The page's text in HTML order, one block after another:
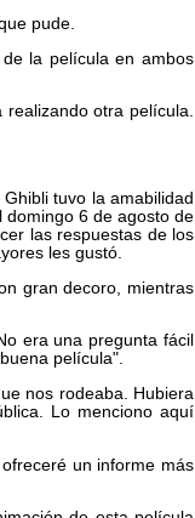
pude.
la película en ambos
realizando otra película.
tuvo la amabilidad
domingo 6 de agosto de
las respuestas de los
les gustó.
gran decoro, mientras
era una pregunta fácil
película".
nos rodeaba. Hubiera
Lo menciono aquí
un informe más